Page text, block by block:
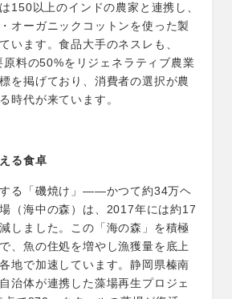
150以上のインドの農家と連携し、
オーガニックコットンを使った製
います。食品大手のネスレも、
料の50%をリジェネラティブ農業
を掲げており、消費者の選択が農
時代が来ています。
る食卓
する「磯焼け」——かつて約34万ヘ
（海中の森）は、2017年には約17
しました。この「海の森」を積極
、魚の住処を増やし漁獲量を底上
地で加速しています。静岡県榛南
治体が連携した藻場再生プロジェ